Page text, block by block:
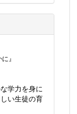
』
学力を身に
い生徒の育